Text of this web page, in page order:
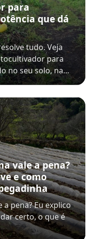
para
que dá
tudo. Veja
para
no seu solo, na…
vale a pena?
e como
pena? Eu explico
certo, o que é